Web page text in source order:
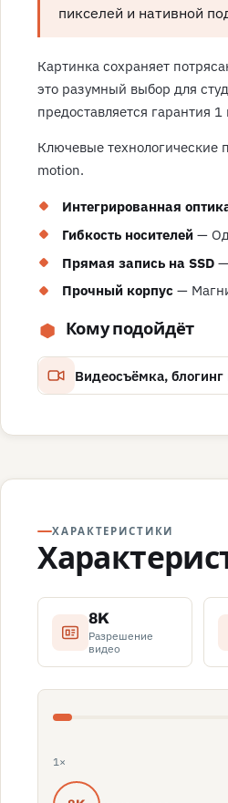
пикселей и нативной
Картинка сохраняет
это разумный выбор для
предоставляется гарантия
Ключевые технологические
motion.
Интегрированная
Гибкость носителей—
Прямая запись на SSD—
Прочный корпус—
Кому подойдёт
Видеосъёмка,
ХАРАКТЕРИСТИКИ
8K
Разрешение
видео
1×